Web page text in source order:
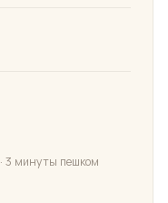
· 3 минуты пешком